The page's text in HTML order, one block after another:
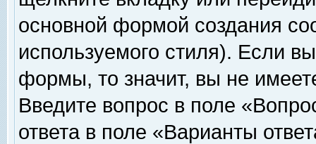
основной формой создания
используемого стиля). Если
формы, то значит, вы не
Введите вопрос в поле
ответа в поле «Варианты